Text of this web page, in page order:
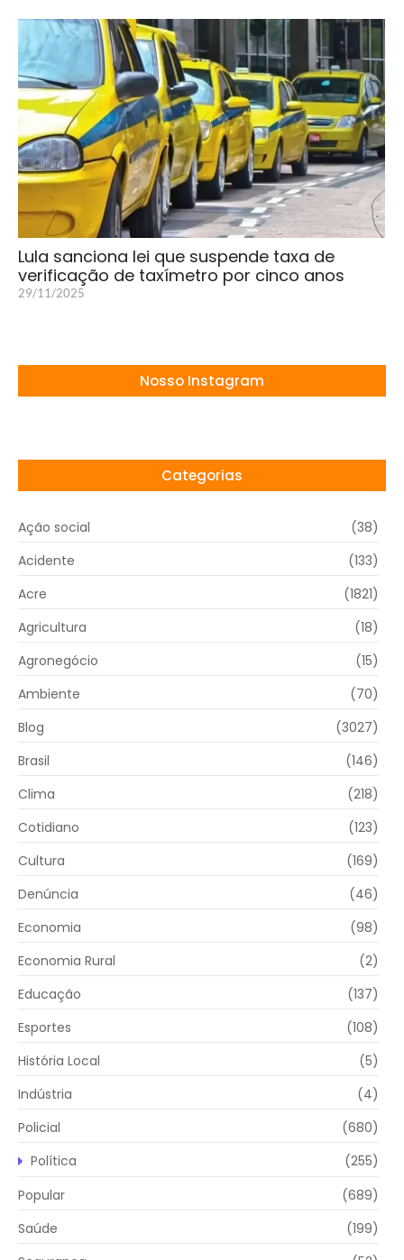
Lula sanciona lei que suspende taxa de
verificação de taxímetro por cinco anos
29/11/2025
Nosso Instagram
Categorias
Ação social
(38)
Acidente
(133)
Acre
(1821)
Agricultura
(18)
Agronegócio
(15)
Ambiente
(70)
Blog
(3027)
Brasil
(146)
Clima
(218)
Cotidiano
(123)
Cultura
(169)
Denúncia
(46)
Economia
(98)
Economia Rural
(2)
Educação
(137)
Esportes
(108)
História Local
(5)
Indústria
(4)
Policial
(680)
Política
(255)
Popular
(689)
Saúde
(199)